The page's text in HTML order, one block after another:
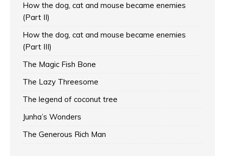
How the dog, cat and mouse became enemies
(Part II)
How the dog, cat and mouse became enemies
(Part III)
The Magic Fish Bone
The Lazy Threesome
The legend of coconut tree
Junha’s Wonders
The Generous Rich Man